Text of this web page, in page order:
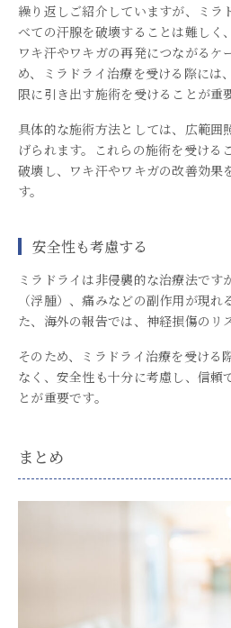
繰り返しご紹介していますが、ミラ
べての汗腺を破壊することは難しく
ワキ汗やワキガの再発につながるケ
め、ミラドライ治療を受ける際には
限に引き出す施術を受けることが重
具体的な施術方法としては、広範囲
げられます。これらの施術を受ける
破壊し、ワキ汗やワキガの改善効果
す。
安全性も考慮する
ミラドライは非侵襲的な治療法で
（浮腫）、痛みなどの副作用が現れ
た、海外の報告では、神経損傷のリ
そのため、ミラドライ治療を受ける
なく、安全性も十分に考慮し、信頼
とが重要です。
まとめ